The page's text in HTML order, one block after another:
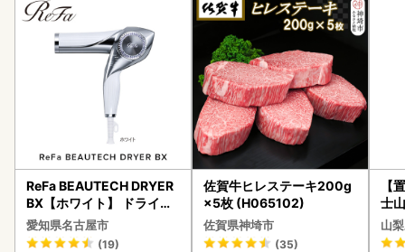
ReFa BEAUTECH DRYER
BX【ホワイト】 ドライヤ
ー 美容 家電 ドライヤー リ
ファ
愛知県名古屋市
(19)
佐賀牛ヒレステーキ200g
×5枚 (H065102)
佐賀県神埼市
(35)
【
士
180
山